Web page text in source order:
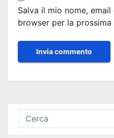
Salva il mio nome,
browser per la